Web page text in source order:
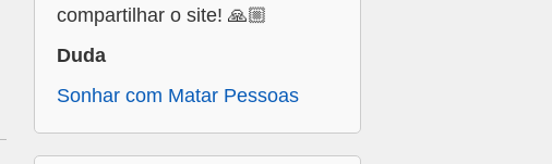
compartilhar o site! 🙏🏼
Duda
Sonhar com Matar Pessoas